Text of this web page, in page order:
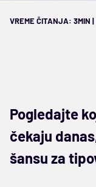
VREME ČITANJA: 3MIN
Pogledajte
čekaju
šansu za